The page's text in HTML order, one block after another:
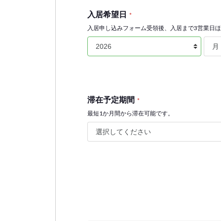
入居希望日 *
入居申し込みフォーム受領後、入居まで3営業日ほ
滞在予定期間 *
最短1か月間から滞在可能です。